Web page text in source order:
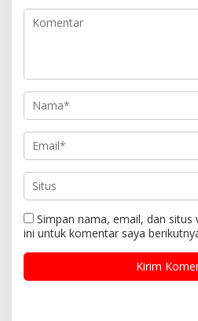
Simpan nama, email, dan situs
ini untuk komentar saya